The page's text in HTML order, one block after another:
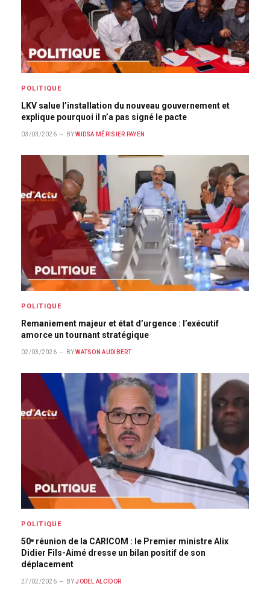
POLITIQUE
LKV salue l’installation du nouveau gouvernement et
explique pourquoi il n’a pas signé le pacte
03/03/2026 BY WIDSA MÉRISIER PAYEN
POLITIQUE
Remaniement majeur et état d’urgence : l’exécutif
amorce un tournant stratégique
02/03/2026 BY WATSON AUDIBERT
POLITIQUE
50ᵉ réunion de la CARICOM : le Premier ministre Alix
Didier Fils-Aimé dresse un bilan positif de son
déplacement
27/02/2026 BY JODEL ALCIDOR